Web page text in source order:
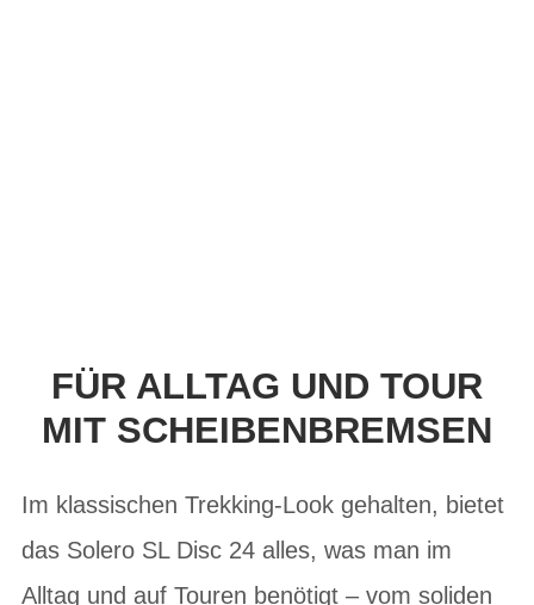
FÜR ALLTAG UND TOUR
MIT SCHEIBENBREMSEN
Im klassischen Trekking-Look gehalten, bietet
das Solero SL Disc 24 alles, was man im
Alltag und auf Touren benötigt – vom soliden